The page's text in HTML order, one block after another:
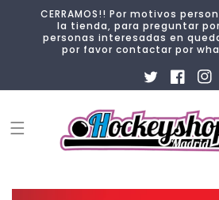
directamente
al contenido
CERRAMOS!! Por motivos
la tienda, para preguntar
personas interesadas en
por favor contactar por
TwitterFacebook
directamente